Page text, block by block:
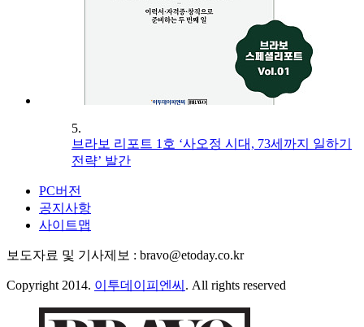
5.
브라보 리포트 1호 ‘사오정 시대, 73세까지 일하기
전략’ 발간
PC버전
공지사항
사이트맵
보도자료 및 기사제보 : bravo@etoday.co.kr
Copyright 2014. 이투데이피엔씨 . All rights reserved